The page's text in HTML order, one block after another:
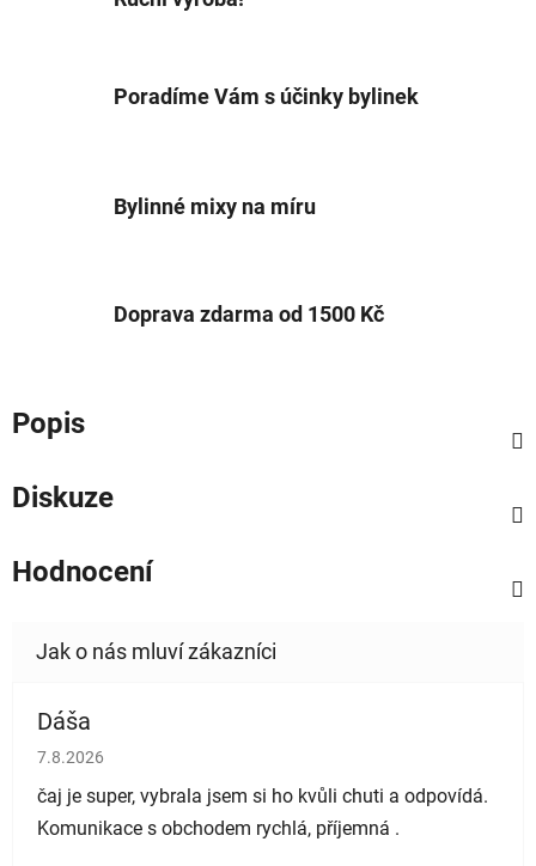
Poradíme Vám s účinky bylinek
Bylinné mixy na míru
Doprava zdarma od 1500 Kč
Popis
Diskuze
Hodnocení
Dáša
Hodnocení obchodu je 5 z 5 hvězdiček.
7.8.2026
čaj je super, vybrala jsem si ho kvůli chuti a odpovídá.
Komunikace s obchodem rychlá, příjemná .